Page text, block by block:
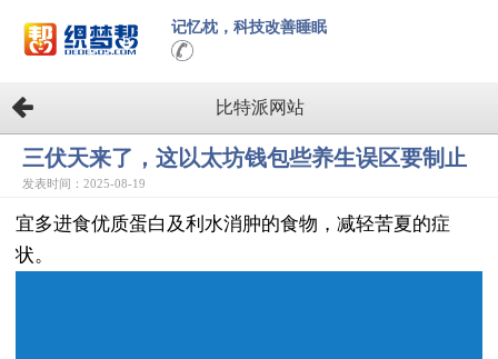
记忆枕，科技改善睡眠
比特派网站
三伏天来了，这以太坊钱包些养生误区要制止
发表时间：2025-08-19
宜多进食优质蛋白及利水消肿的食物，减轻苦夏的症
状。